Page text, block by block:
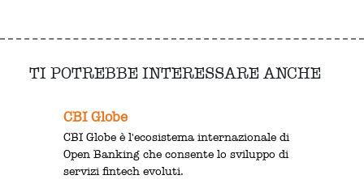
TI POTREBBE INTERESSARE ANCHE
CBI Globe
CBI Globe è l'ecosistema internazionale di
Open Banking che consente lo sviluppo di
servizi fintech evoluti.